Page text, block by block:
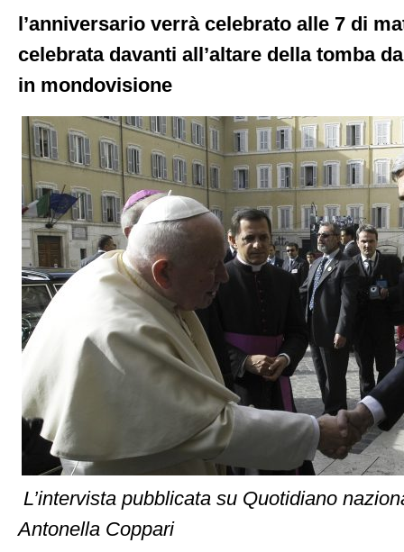
l’anniversario verrà celebrato alle 7 di
celebrata davanti all’altare della tomba
in mondovisione
L’intervista pubblicata su Quotidiano
Antonella Coppari